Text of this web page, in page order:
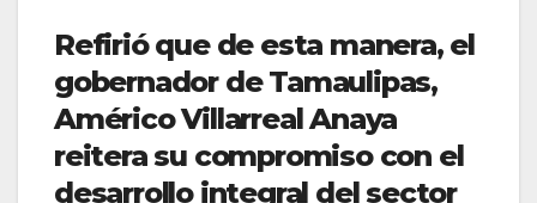
Refirió que de esta manera, el
gobernador de Tamaulipas,
Américo Villarreal Anaya
reitera su compromiso con el
desarrollo integral del sector